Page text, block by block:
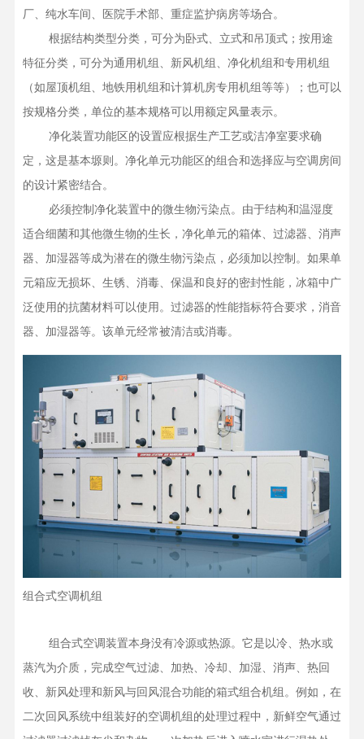
厂、纯水车间、医院手术部、重症监护病房等场合。
特征分类，可分为通用机组、新风机组、净化机组和专用机组
（如屋顶机组、地铁用机组和计算机房专用机组等等）；也可以
按规格分类，单位的基本规格可以用额定风量表示。
定，这是基本塬则。净化单元功能区的组合和选择应与空调房间
的设计紧密结合。
适合细菌和其他微生物的生长，净化单元的箱体、过滤器、消声
器、加湿器等成为潜在的微生物污染点，必须加以控制。如果单
元箱应无损坏、生锈、消毒、保温和良好的密封性能，冰箱中广
泛使用的抗菌材料可以使用。过滤器的性能指标符合要求，消音
器、加湿器等。该单元经常被清洁或消毒。
组合式空调机组
蒸汽为介质，完成空气过滤、加热、冷却、加湿、消声、热回
收、新风处理和新风与回风混合功能的箱式组合机组。例如，在
二次回风系统中组装好的空调机组的处理过程中，新鲜空气通过